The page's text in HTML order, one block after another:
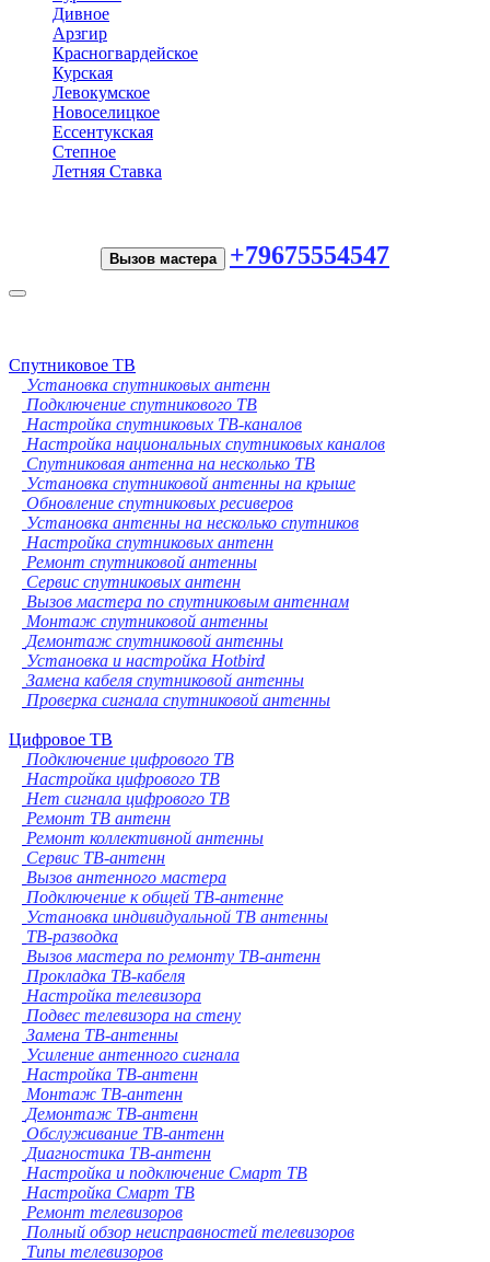
Дивное
Арзгир
Красногвардейское
Курская
Левокумское
Новоселицкое
Ессентукская
Степное
Летняя Ставка
Вызов мастера +79675554547
Toggle
Спутниковое ТВ
Установка спутниковых антенн
Подключение спутникового ТВ
Настройка спутниковых ТВ-каналов
Настройка национальных спутниковых каналов
Спутниковая антенна на несколько ТВ
Установка спутниковой антенны на крыше
Обновление спутниковых ресиверов
Установка антенны на несколько спутников
Настройка спутниковых антенн
Ремонт спутниковой антенны
Сервис спутниковых антенн
Вызов мастера по спутниковым антеннам
Монтаж спутниковой антенны
Демонтаж спутниковой антенны
Установка и настройка Hotbird
Замена кабеля спутниковой антенны
Проверка сигнала спутниковой антенны
Цифровое ТВ
Подключение цифрового ТВ
Настройка цифрового ТВ
Нет сигнала цифрового ТВ
Ремонт ТВ антенн
Ремонт коллективной антенны
Сервис ТВ-антенн
Вызов антенного мастера
Подключение к общей ТВ-антенне
Установка индивидуальной ТВ антенны
ТВ-разводка
Вызов мастера по ремонту ТВ-антенн
Прокладка ТВ-кабеля
Настройка телевизора
Подвес телевизора на стену
Замена ТВ-антенны
Усиление антенного сигнала
Настройка ТВ-антенн
Монтаж ТВ-антенн
Демонтаж ТВ-антенн
Обслуживание ТВ-антенн
Диагностика ТВ-антенн
Настройка и подключение Смарт ТВ
Настройка Смарт ТВ
Ремонт телевизоров
Полный обзор неисправностей телевизоров
Типы телевизоров